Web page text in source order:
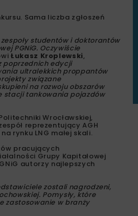
Sama liczba zgłoszeń
studentów i doktorantów
PGNiG. Oczywiście
Łukasz Kroplewski,
poprzednich edycji
ultralekkich proppantów
związane
na rozwoju obszarów
stacji tankowania pojazdów
Wrocławskiej,
reprezentujący AGH
rynku LNG małej skali.
pracujących
Grupy Kapitałowej
autorzy najlepszych
zostali nagrodzeni,
Pomysły, które
zastosowanie w branży